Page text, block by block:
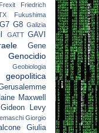
Frexit
Friedrich
Fukushima
G7 G8 Galizia
GATT GAVI
Gene
Genocidio
Geobiologia
geopolitica
Maxwell
Gideon Levy
Giorgio
Giulia